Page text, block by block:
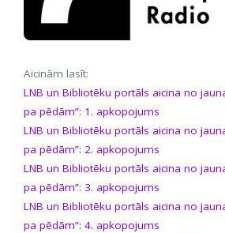
Aicinām lasīt:
LNB un Bibliotēku portāls aicina no
pa pēdām”: 1. apkopojums
LNB un Bibliotēku portāls aicina no
pa pēdām”: 2. apkopojums
LNB un Bibliotēku portāls aicina no
pa pēdām”: 3. apkopojums
LNB un Bibliotēku portāls aicina no
pa pēdām”: 4. apkopojums